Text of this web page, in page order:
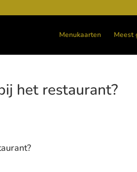
Menukaarten Meest
het restaurant?